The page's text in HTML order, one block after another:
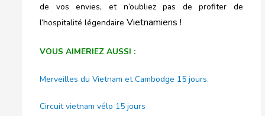
de vos envies, et n’oubliez pas de profiter de
l’hospitalité légendaireVietnamiens !
VOUS AIMERIEZ AUSSI :
Merveilles du Vietnam et Cambodge 15 jours.
Circuit vietnam vélo 15 jours